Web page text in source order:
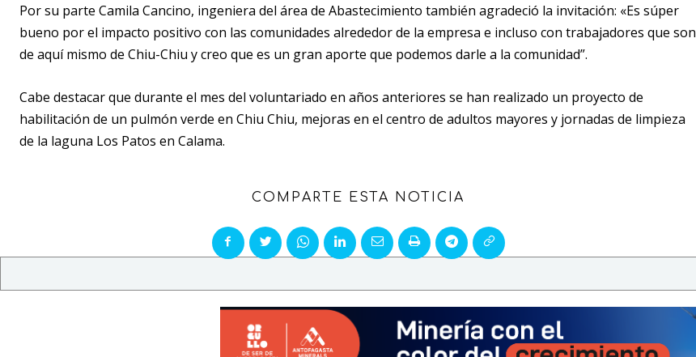
Por su parte Camila Cancino, ingeniera del área de Abastecimiento también agradeció la invitación: «Es súper
bueno por el impacto positivo con las comunidades alrededor de la empresa e incluso con trabajadores que son
de aquí mismo de Chiu-Chiu y creo que es un gran aporte que podemos darle a la comunidad”.
Cabe destacar que durante el mes del voluntariado en años anteriores se han realizado un proyecto de
habilitación de un pulmón verde en Chiu Chiu, mejoras en el centro de adultos mayores y jornadas de limpieza
de la laguna Los Patos en Calama.
COMPARTE ESTA NOTICIA